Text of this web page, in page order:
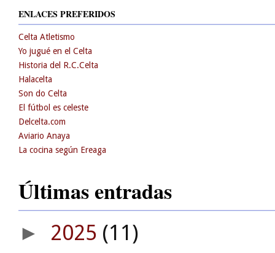
ENLACES PREFERIDOS
Celta Atletismo
Yo jugué en el Celta
Historia del R.C.Celta
Halacelta
Son do Celta
El fútbol es celeste
Delcelta.com
Aviario Anaya
La cocina según Ereaga
Últimas entradas
► 2025 (11)